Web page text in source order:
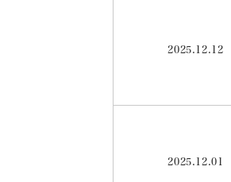
2025.12.12
2025.12.01